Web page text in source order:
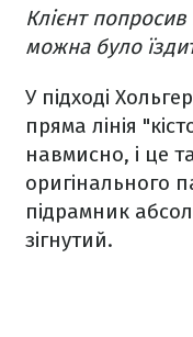
Клієнт
можна було
У підході
пряма лінія
навмисно, і це
оригінального
підрамник
зігнутий.